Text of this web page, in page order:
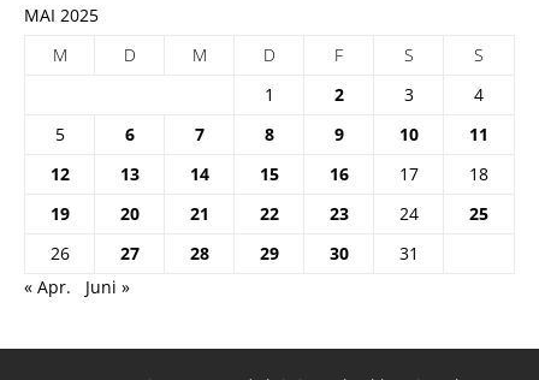
MAI 2025
M
D M D F S
S
1
2 3
4
5
6 7 8 9 10
11
12
13 14 15 16 17
18
19
20 21 22 23 24
25
26
27 28 29 30
31
« Apr.
Juni »